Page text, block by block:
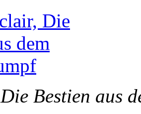
Die Bestien aus